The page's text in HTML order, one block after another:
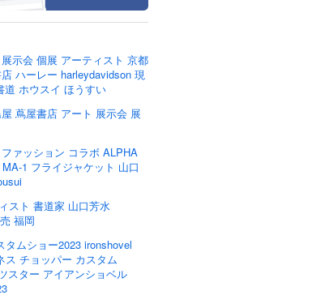
示会 個展 アーティスト 京都
ハーレー harleydavidson 現
道 ホウスイ ほうすい
蔦屋書店 アート 展示会 展
ァッション コラボ ALPHA
1 フライジャケット 山口
スト 書道家 山口芳水
福岡
タムショー2023 ironshovel
ス チョッパー カスタム
スター アイアンショベル